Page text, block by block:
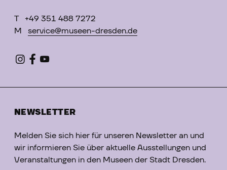
T
+49 351 488 7272
M
service@museen-dresden.de
NEWSLETTER
Melden Sie sich hier für unseren Newsletter an und
wir informieren Sie über aktuelle Ausstellungen und
Veranstaltungen in den Museen der Stadt Dresden.